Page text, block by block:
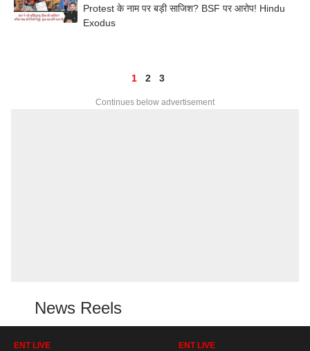
Protest के नाम पर बड़ी साजिश? BSF पर आरोप! Hindu
Exodus
1 2 3
Continues below advertisement
News Reels
ENT LIVE ENT LIVE